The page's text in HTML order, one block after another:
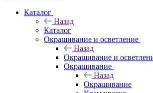
Каталог
Назад
Каталог
Окрашивание и осветление
Назад
Окрашивание и
Окрашивание
Назад
Окрашивание